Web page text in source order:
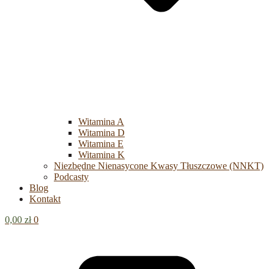
Witamina A
Witamina D
Witamina E
Witamina K
Niezbędne Nienasycone Kwasy Tłuszczowe (NNKT)
Podcasty
Blog
Kontakt
0,00 zł 0